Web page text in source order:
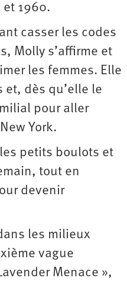
et 1960.
casser les codes
Molly s’affirme et
les femmes. Elle
et, dès qu’elle le
pour aller
York.
petits boulots et
tout en
devenir
les milieux
vague
Menace »,